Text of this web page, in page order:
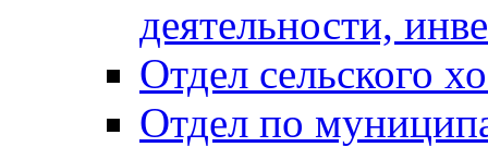
деятельности,
Отдел сельского
Отдел по